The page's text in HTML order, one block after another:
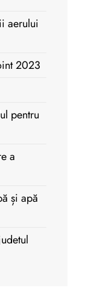
aerului
2023
pentru
a
și apă